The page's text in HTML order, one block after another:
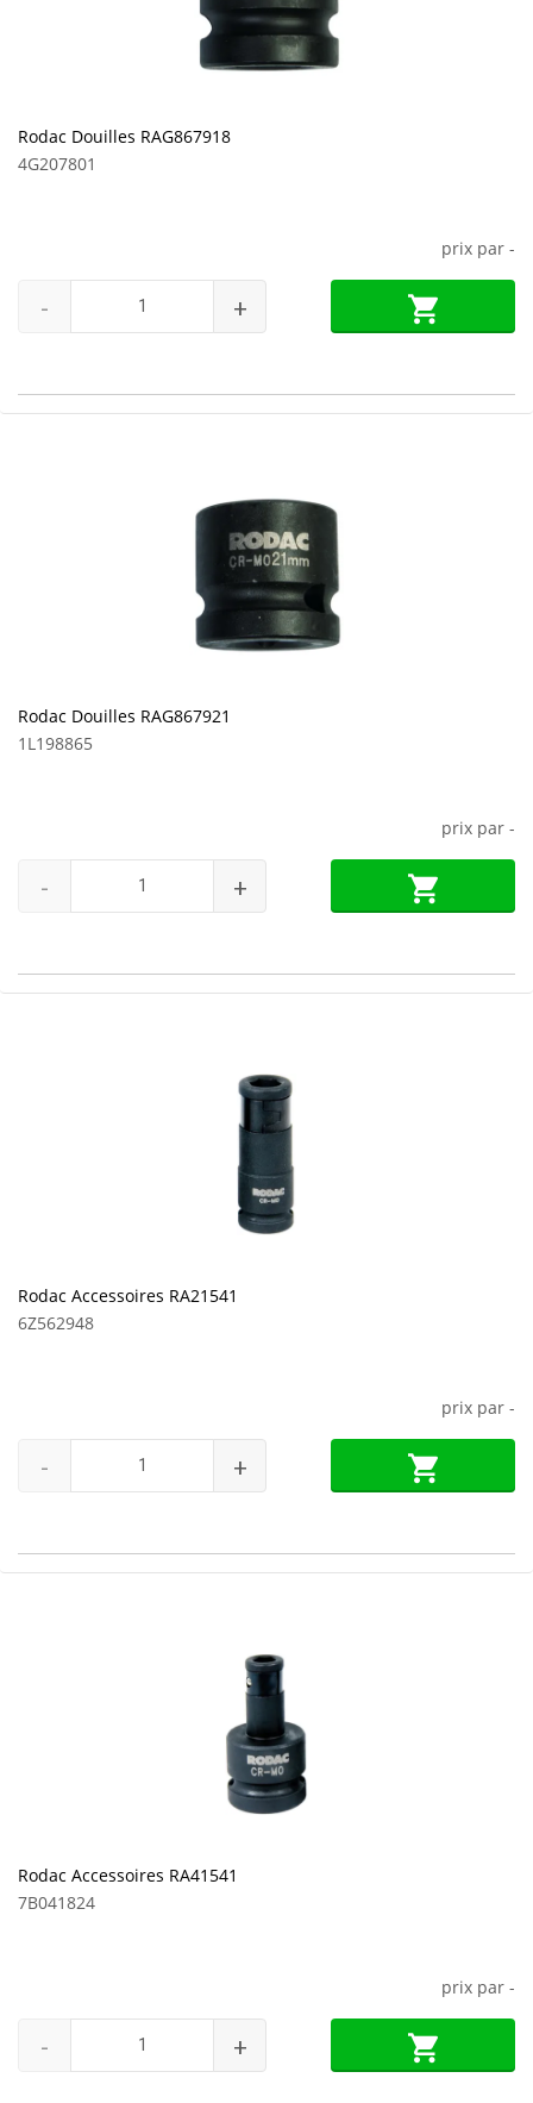
Rodac Douilles RAG867918
4G207801
prix par -
- +
Rodac Douilles RAG867921
1L198865
prix par -
- +
Rodac Accessoires RA21541
6Z562948
prix par -
- +
Rodac Accessoires RA41541
7B041824
prix par -
- +